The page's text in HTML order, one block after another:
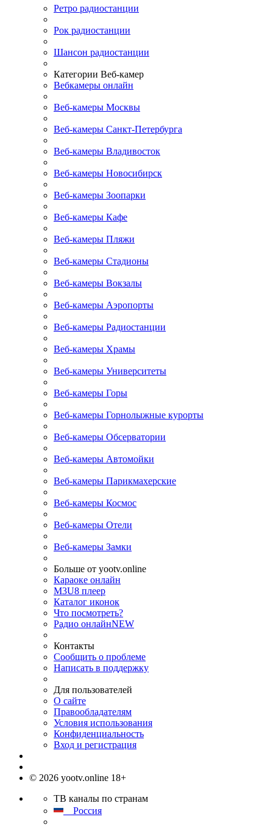
Ретро радиостанции
Рок радиостанции
Шансон радиостанции
Категории Веб-камер
Вебкамеры онлайн
Веб-камеры Москвы
Веб-камеры Санкт-Петербурга
Веб-камеры Владивосток
Веб-камеры Новосибирск
Веб-камеры Зоопарки
Веб-камеры Кафе
Веб-камеры Пляжи
Веб-камеры Стадионы
Веб-камеры Вокзалы
Веб-камеры Аэропорты
Веб-камеры Радиостанции
Веб-камеры Храмы
Веб-камеры Университеты
Веб-камеры Горы
Веб-камеры Горнолыжные курорты
Веб-камеры Обсерватории
Веб-камеры Автомойки
Веб-камеры Парикмахерские
Веб-камеры Космос
Веб-камеры Отели
Веб-камеры Замки
Больше от yootv.online
Караоке онлайн
M3U8 плеер
Каталог иконок
Что посмотреть?
Радио онлайнNEW
Контакты
Сообщить о проблеме
Написать в поддержку
Для пользователей
О сайте
Правообладателям
Условия использования
Конфиденциальность
Вход и регистрация
© 2026 yootv.online 18+
ТВ каналы по странам
Россия